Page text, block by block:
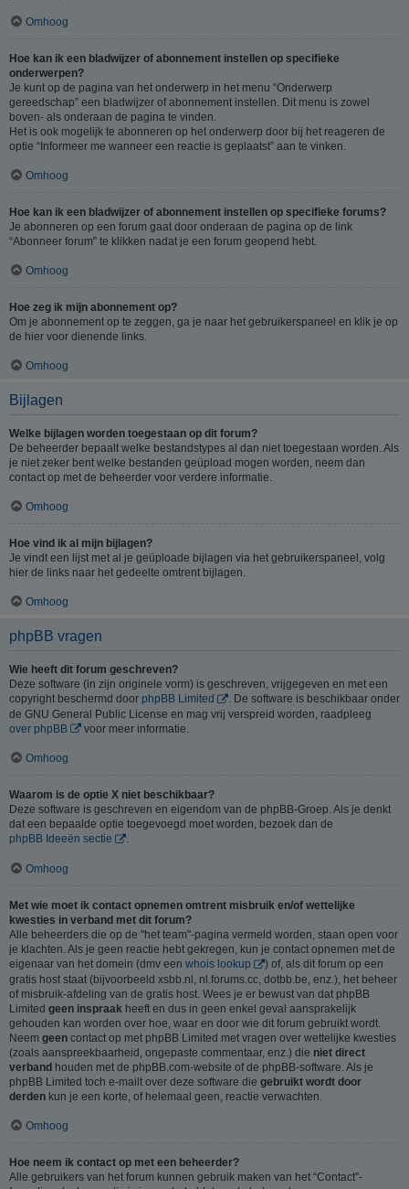
Omhoog
Hoe kan ik een bladwijzer of abonnement instellen op specifieke
onderwerpen?
Je kunt op de pagina van het onderwerp in het menu “Onderwerp
gereedschap” een bladwijzer of abonnement instellen. Dit menu is zowel
boven- als onderaan de pagina te vinden.
Het is ook mogelijk te abonneren op het onderwerp door bij het reageren de
optie “Informeer me wanneer een reactie is geplaatst” aan te vinken.
Omhoog
Hoe kan ik een bladwijzer of abonnement instellen op specifieke forums?
Je abonneren op een forum gaat door onderaan de pagina op de link
“Abonneer forum” te klikken nadat je een forum geopend hebt.
Omhoog
Hoe zeg ik mijn abonnement op?
Om je abonnement op te zeggen, ga je naar het gebruikerspaneel en klik je op
de hier voor dienende links.
Omhoog
Bijlagen
Welke bijlagen worden toegestaan op dit forum?
De beheerder bepaalt welke bestandstypes al dan niet toegestaan worden. Als
je niet zeker bent welke bestanden geüpload mogen worden, neem dan
contact op met de beheerder voor verdere informatie.
Omhoog
Hoe vind ik al mijn bijlagen?
Je vindt een lijst met al je geüploade bijlagen via het gebruikerspaneel, volg
hier de links naar het gedeelte omtrent bijlagen.
Omhoog
phpBB vragen
Wie heeft dit forum geschreven?
Deze software (in zijn originele vorm) is geschreven, vrijgegeven en met een
copyright beschermd door phpBB Limited
. De software is beschikbaar onder
de GNU General Public License en mag vrij verspreid worden, raadpleeg
over phpBB
voor meer informatie.
Omhoog
Waarom is de optie X niet beschikbaar?
Deze software is geschreven en eigendom van de phpBB-Groep. Als je denkt
dat een bepaalde optie toegevoegd moet worden, bezoek dan de
phpBB Ideeën sectie
.
Omhoog
Met wie moet ik contact opnemen omtrent misbruik en/of wettelijke
kwesties in verband met dit forum?
Alle beheerders die op de "het team"-pagina vermeld worden, staan open voor
je klachten. Als je geen reactie hebt gekregen, kun je contact opnemen met de
eigenaar van het domein (dmv een whois lookup
) of, als dit forum op een
gratis host staat (bijvoorbeeld xsbb.nl, nl.forums.cc, dotbb.be, enz.), het beheer
of misbruik-afdeling van de gratis host. Wees je er bewust van dat phpBB
Limited geen inspraak heeft en dus in geen enkel geval aansprakelijk
gehouden kan worden over hoe, waar en door wie dit forum gebruikt wordt.
Neem geen contact op met phpBB Limited met vragen over wettelijke kwesties
(zoals aanspreekbaarheid, ongepaste commentaar, enz.) die niet direct
verband houden met de phpBB.com-website of de phpBB-software. Als je
phpBB Limited toch e-mailt over deze software die gebruikt wordt door
derden kun je een korte, of helemaal geen, reactie verwachten.
Omhoog
Hoe neem ik contact op met een beheerder?
Alle gebruikers van het forum kunnen gebruik maken van het “Contact”-